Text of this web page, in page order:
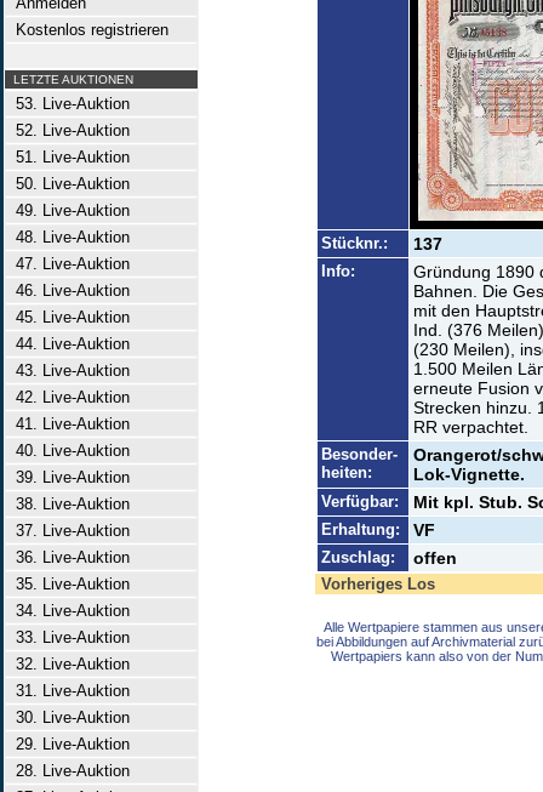
Kostenlos registrieren
LETZTE AUKTIONEN
53. Live-Auktion
52. Live-Auktion
51. Live-Auktion
50. Live-Auktion
49. Live-Auktion
48. Live-Auktion
47. Live-Auktion
46. Live-Auktion
45. Live-Auktion
44. Live-Auktion
43. Live-Auktion
42. Live-Auktion
41. Live-Auktion
40. Live-Auktion
39. Live-Auktion
38. Live-Auktion
37. Live-Auktion
36. Live-Auktion
35. Live-Auktion
34. Live-Auktion
33. Live-Auktion
32. Live-Auktion
31. Live-Auktion
30. Live-Auktion
29. Live-Auktion
28. Live-Auktion
Stücknr.: 137
Info:
Gründung 1890
Bahnen. Die
mit den
Ind. (376
(230 Meilen),
1.500 Meilen
erneute Fusion
Strecken hinzu.
RR verpachtet.
Besonder-
heiten:
Orangerot/
Lok-Vignette.
Verfügbar: Mit kpl. Stub.
Erhaltung: VF
Zuschlag: offen
Vorheriges Los
Alle Wertpapiere stammen aus
bei Abbildungen auf Archivmaterial
Wertpapiers kann also von der